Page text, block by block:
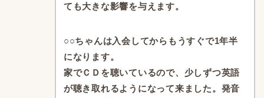
ても大きな影響を与えます。
○○ちゃんは入会してからもうすぐで1年半
になります。
家でＣＤを聴いているので、少しずつ英語
が聴き取れるようになって来ました。 発音